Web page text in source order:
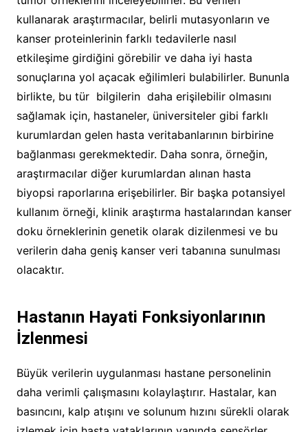
kullanarak araştırmacılar, belirli mutasyonların ve
kanser proteinlerinin farklı tedavilerle nasıl
etkileşime girdiğini görebilir ve daha iyi hasta
sonuçlarına yol açacak eğilimleri bulabilirler. Bununla
birlikte, bu tür bilgilerin daha erişilebilir olmasını
sağlamak için, hastaneler, üniversiteler gibi farklı
kurumlardan gelen hasta veritabanlarının birbirine
bağlanması gerekmektedir. Daha sonra, örneğin,
araştırmacılar diğer kurumlardan alınan hasta
biyopsi raporlarına erişebilirler. Bir başka potansiyel
kullanım örneği, klinik araştırma hastalarından kanser
doku örneklerinin genetik olarak dizilenmesi ve bu
verilerin daha geniş kanser veri tabanına sunulması
olacaktır.
Hastanın Hayati Fonksiyonlarının
İzlenmesi
Büyük verilerin uygulanması hastane personelinin
daha verimli çalışmasını kolaylaştırır. Hastalar, kan
basıncını, kalp atışını ve solunum hızını sürekli olarak